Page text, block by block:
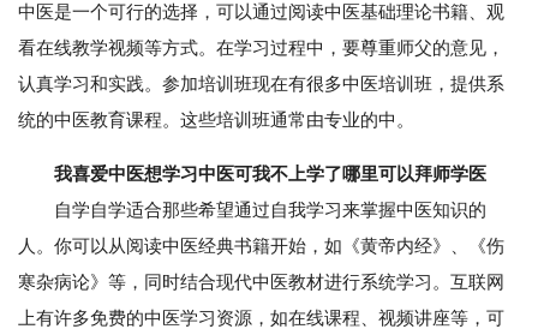
中医是一个可行的选择，可以通过阅读中医基础理论书籍、观
看在线教学视频等方式。在学习过程中，要尊重师父的意见，
认真学习和实践。参加培训班现在有很多中医培训班，提供系
统的中医教育课程。这些培训班通常由专业的中。
我喜爱中医想学习中医可我不上学了哪里可以拜师学医
自学自学适合那些希望通过自我学习来掌握中医知识的
人。你可以从阅读中医经典书籍开始，如《黄帝内经》、《伤
寒杂病论》等，同时结合现代中医教材进行系统学习。互联网
上有许多免费的中医学习资源，如在线课程、视频讲座等，可